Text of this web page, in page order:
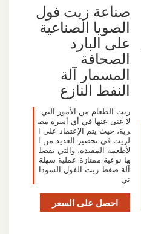
صناعة زيت فول
الصويا الصناعية
على البارد
الصحافة
المسمار آلة
النفط النازع
زيت الطعام من الأمور التي
لا غنى عنها في أي أسرة مص
رية، حيث يتم الإعتماد على ا
لزيت في تحضير العديد من ا
لأطعمة المفيدة، والتي يفضل
ها نوعية ممتازة عملية سهلة
آلة ضغط زيت الفول السودا
ني
احصل على السعر